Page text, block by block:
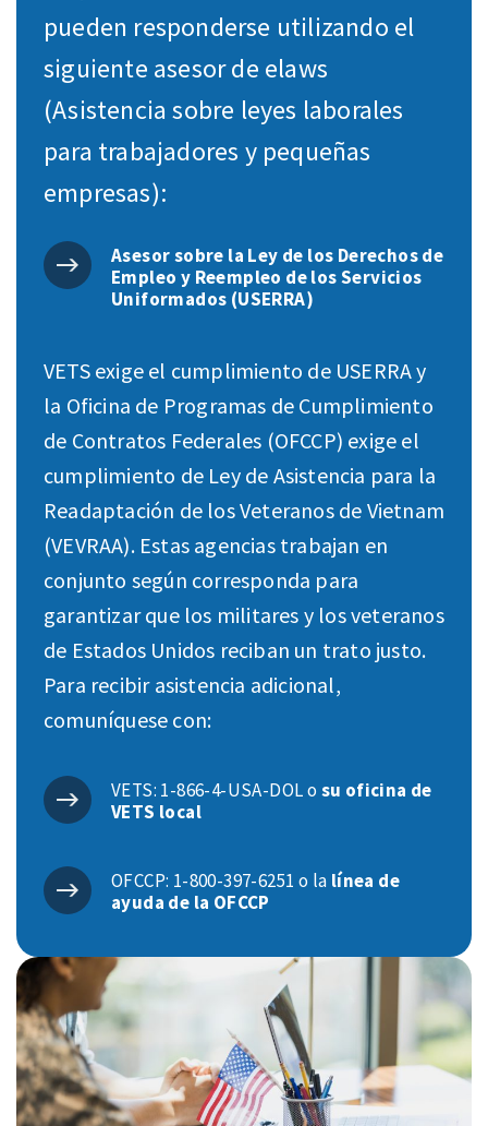
pueden responderse utilizando el
siguiente asesor de elaws
(Asistencia sobre leyes laborales
para trabajadores y pequeñas
empresas):
Asesor sobre la Ley de los Derechos de
Empleo y Reempleo de los Servicios
Uniformados (USERRA)
VETS exige el cumplimiento de USERRA y
la Oficina de Programas de Cumplimiento
de Contratos Federales (OFCCP) exige el
cumplimiento de Ley de Asistencia para la
Readaptación de los Veteranos de Vietnam
(VEVRAA). Estas agencias trabajan en
conjunto según corresponda para
garantizar que los militares y los veteranos
de Estados Unidos reciban un trato justo.
Para recibir asistencia adicional,
comuníquese con:
VETS: 1-866-4-USA-DOL o su oficina de
VETS local
OFCCP: 1-800-397-6251 o la línea de
ayuda de la OFCCP